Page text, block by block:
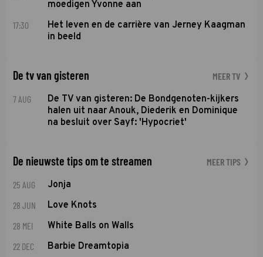
moedigen Yvonne aan
17:30
Het leven en de carrière van Jerney Kaagman
in beeld
De tv van gisteren MEER TV
7 AUG
De TV van gisteren: De Bondgenoten-kijkers
halen uit naar Anouk, Diederik en Dominique
na besluit over Sayf: 'Hypocriet'
De nieuwste tips om te streamen MEER TIPS
25 AUG Jonja
28 JUN Love Knots
28 MEI White Balls on Walls
22 DEC Barbie Dreamtopia